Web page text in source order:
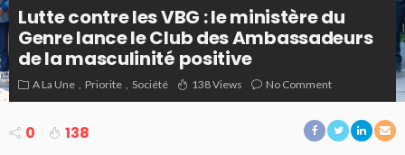
Lutte contre les VBG : le ministère du
Genre lance le Club des Ambassadeurs
de la masculinité positive
A La Une Priorite Société 138 Views No Comment
0 138